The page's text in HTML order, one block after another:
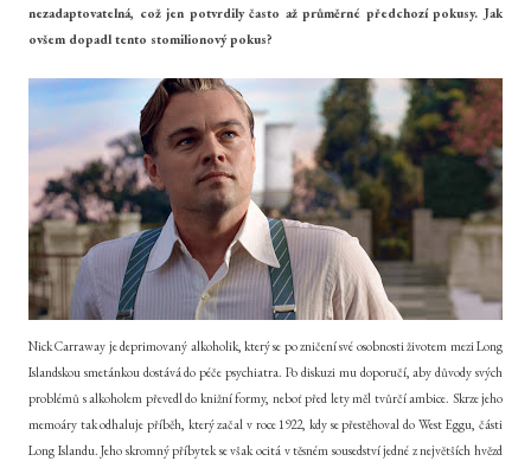
nezadaptovatelná, což jen potvrdily často až průměrné předchozí pokusy. Jak
ovšem dopadl tento stomilionový pokus?
Nick Carraway je deprimovaný alkoholik, který se po zničení své osobnosti životem mezi Long
Islandskou smetánkou dostává do péče psychiatra. Po diskuzi mu doporučí, aby důvody svých
problémů s alkoholem převedl do knižní formy, neboť před lety měl tvůrčí ambice. Skrze jeho
memoáry tak odhaluje příběh, který začal v roce 1922, kdy se přestěhoval do West Eggu, části
Long Islandu. Jeho skromný příbytek se však ocitá v těsném sousedství jedné z největších hvězd